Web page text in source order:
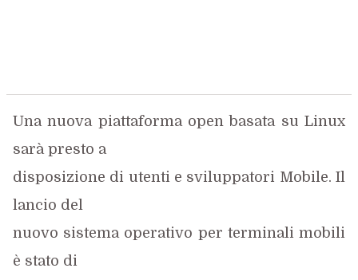
Una nuova piattaforma open basata su Linux
sarà presto a
disposizione di utenti e sviluppatori Mobile. Il
lancio del
nuovo sistema operativo per terminali mobili
è stato di